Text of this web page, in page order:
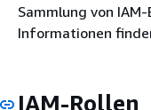
Sammlung von
Informationen
IAM-Rollen